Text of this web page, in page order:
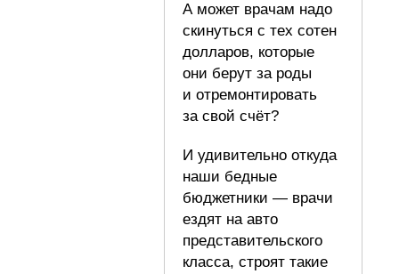
А может врачам надо
скинуться с тех сотен
долларов, которые
они берут за роды
и отремонтировать
за свой счёт?
И удивительно откуда
наши бедные
бюджетники — врачи
ездят на авто
представительского
класса, строят такие